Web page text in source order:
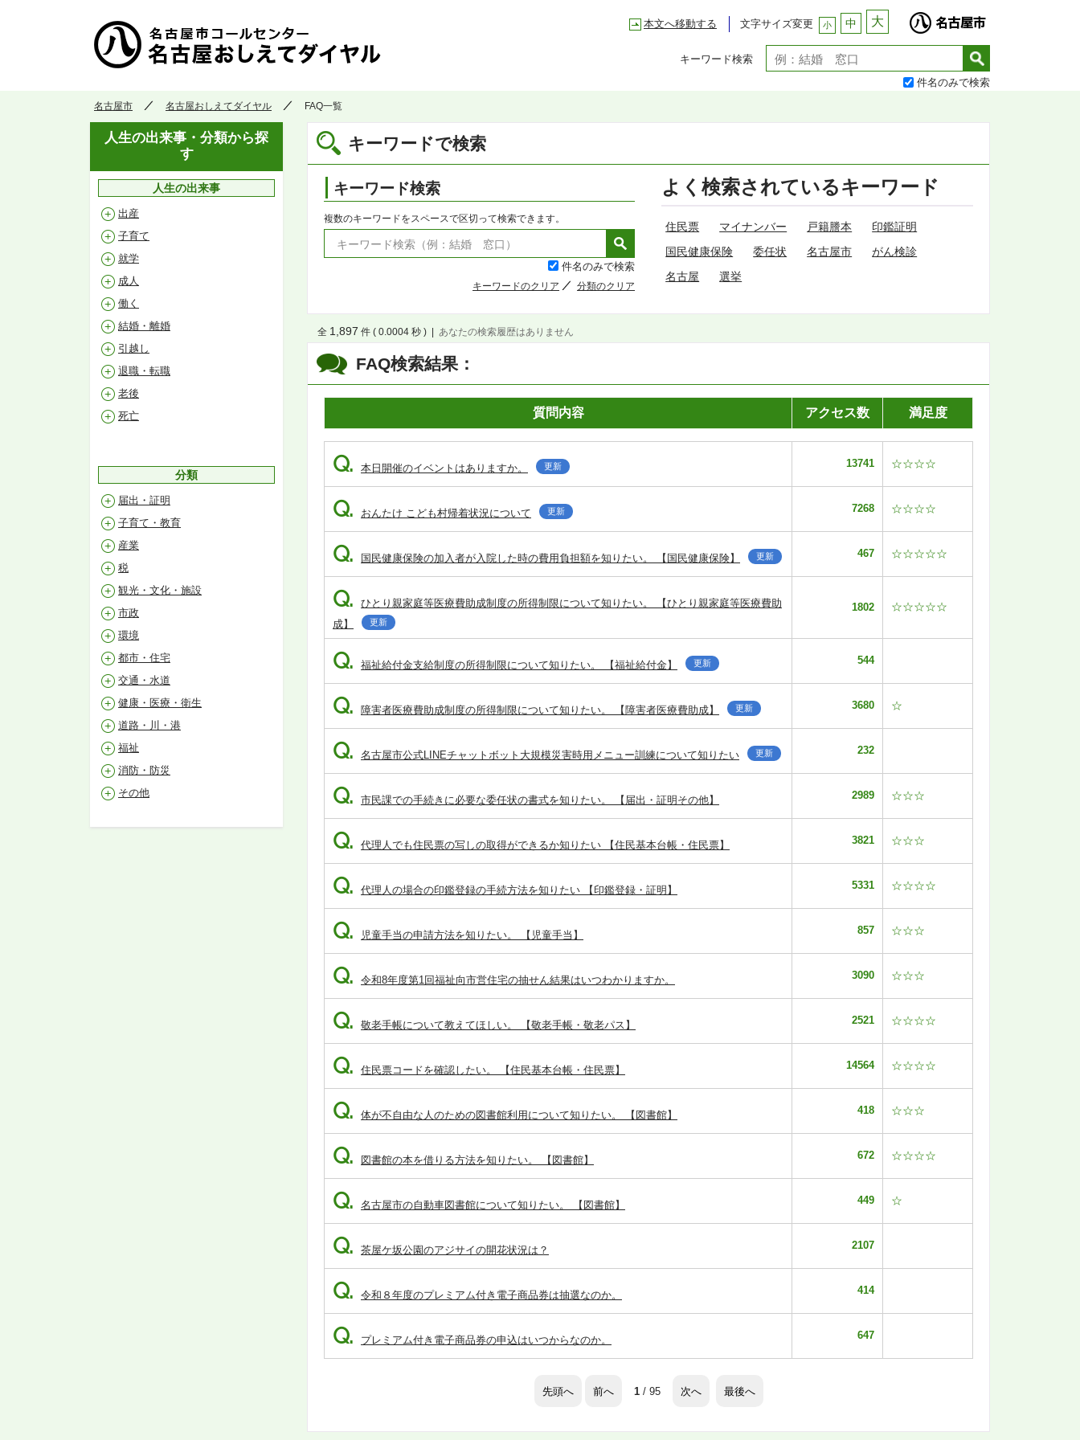
本文へ移動する 文字サイズ変更 小 中 大
キーワード検索
件名のみで検索
名古屋市 名古屋おしえてダイヤル FAQ一覧
キーワードで検索
キーワード検索
複数のキーワードをスペースで区切って検索できます。
件名のみで検索
キーワードのクリア 分類のクリア
よく検索されているキーワード
住民票 マイナンバー 戸籍謄本
印鑑証明
国民健康保険
委任状 名古屋市
がん検診
名古屋
選挙
FAQ検索結果：
全 1,897 件 ( 0.0004 秒 ) あなたの検索履歴はありません
質問内容 アクセス数 満足度
Q. 本日開催のイベントはありますか。 更新 13741 ☆☆☆☆
Q. おんたけ こども村帰着状況について 更新 7268 ☆☆☆☆
Q. 国民健康保険の加入者が入院した時の費用負担額を知りたい。 【国民健康保険】 更新 467 ☆☆☆☆☆
Q.
ひとり親家庭等医療費助成制度の所得制限について知りたい。 【ひとり親家庭等医療費助
成】
更新
1802 ☆☆☆☆☆
Q. 福祉給付金支給制度の所得制限について知りたい。 【福祉給付金】 更新 544
Q. 障害者医療費助成制度の所得制限について知りたい。 【障害者医療費助成】 更新 3680 ☆
Q. 名古屋市公式LINEチャットボット大規模災害時用メニュー訓練について知りたい 更新 232
Q. 市民課での手続きに必要な委任状の書式を知りたい。 【届出・証明その他】 2989 ☆☆☆
Q. 代理人でも住民票の写しの取得ができるか知りたい 【住民基本台帳・住民票】 3821 ☆☆☆
Q. 代理人の場合の印鑑登録の手続方法を知りたい 【印鑑登録・証明】 5331 ☆☆☆☆
Q. 児童手当の申請方法を知りたい。 【児童手当】 857 ☆☆☆
Q. 令和8年度第1回福祉向市営住宅の抽せん結果はいつわかりますか。 3090 ☆☆☆
Q. 敬老手帳について教えてほしい。 【敬老手帳・敬老パス】 2521 ☆☆☆☆
Q. 住民票コードを確認したい。 【住民基本台帳・住民票】 14564 ☆☆☆☆
Q. 体が不自由な人のための図書館利用について知りたい。 【図書館】 418 ☆☆☆
Q. 図書館の本を借りる方法を知りたい。 【図書館】 672 ☆☆☆☆
Q. 名古屋市の自動車図書館について知りたい。 【図書館】 449 ☆
Q. 茶屋ケ坂公園のアジサイの開花状況は？ 2107
Q. 令和８年度のプレミアム付き電子商品券は抽選なのか。 414
Q. プレミアム付き電子商品券の申込はいつからなのか。 647
先頭へ 前へ 1/ 95 次へ 最後へ
人生の出来事・分類から探
す
人生の出来事
出産
子育て
就学
成人
働く
結婚・離婚
引越し
退職・転職
老後
死亡
分類
届出・証明
子育て・教育
産業
税
観光・文化・施設
市政
環境
都市・住宅
交通・水道
健康・医療・衛生
道路・川・港
福祉
消防・防災
その他